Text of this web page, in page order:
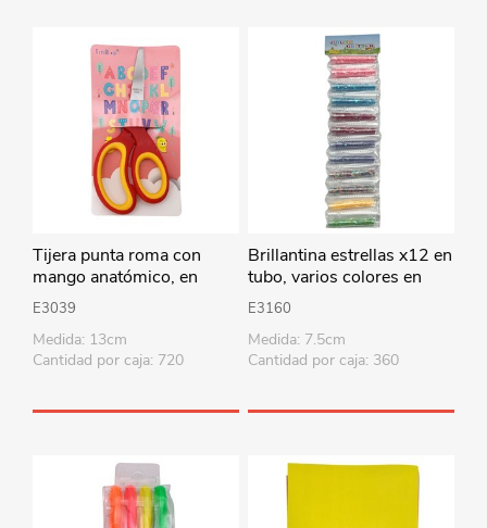
Tijera punta roma con
mango anatómico, en
cartón, varios colores
E3039
Medida: 13cm
Cantidad por caja: 720
Brillantina estrellas x12 en
tubo, varios colores en
bolsa
E3160
Medida: 7.5cm
Cantidad por caja: 360